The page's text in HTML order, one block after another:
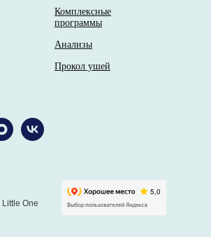
Комплексные
программы
Анализы
Прокол ушей
One